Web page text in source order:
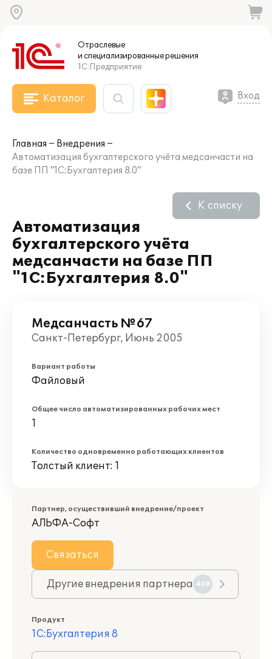
Отраслевые
и специализированныерешения
1С:Предприятие
Каталог Вход
Главная
Внедрения
Автоматизация бухгалтерского учёта медсанчасти на
базе ПП "1С:Бухгалтерия 8.0"
Автоматизация
бухгалтерского учёта
медсанчасти на базе ПП
"1С:Бухгалтерия 8.0"
К списку
Медсанчасть №67
Санкт-Петербург, Июнь 2005
Вариант работы
Файловый
Общее число автоматизированных рабочих мест
1
Количество одновременно работающих клиентов
Толстый клиент: 1
Партнер, осуществивший внедрение/проект
АЛЬФА-Софт
Связаться
Другие внедрения партнера 408
Продукт
1С:Бухгалтерия 8